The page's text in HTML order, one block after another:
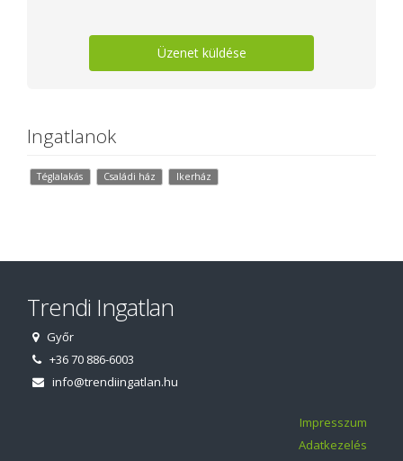
Üzenet küldése
Ingatlanok
Téglalakás Családi ház Ikerház
Trendi Ingatlan
Győr
+36 70 886-6003
info@trendiingatlan.hu
Impresszum
Adatkezelés